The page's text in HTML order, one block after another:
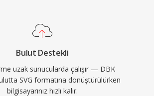
Bulut Destekli
uzak sunucularda çalışır — DBK
SVG formatına dönüştürülürken
bilgisayarınız hızlı kalır.